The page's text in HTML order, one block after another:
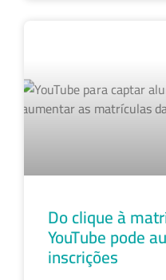
Do clique à
YouTube pode
inscrições